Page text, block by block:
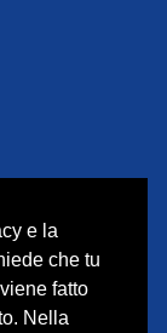
e la
che tu
fatto
Nella